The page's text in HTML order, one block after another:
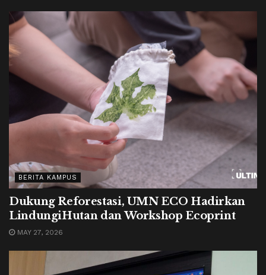
BERITA KAMPUS
Dukung Reforestasi, UMN ECO Hadirkan
LindungiHutan dan Workshop Ecoprint
MAY 27, 2026